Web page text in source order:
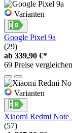
Varianten
Google Pixel 9a
(29)
ab 339,90 €*
69 Preise vergleichen
Varianten
Xiaomi Redmi Note
(57)